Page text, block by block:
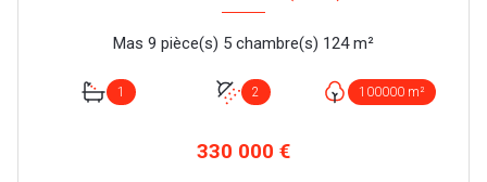
Mas 9 pièce(s) 5 chambre(s) 124 m²
1 2 100000 m²
330 000 €